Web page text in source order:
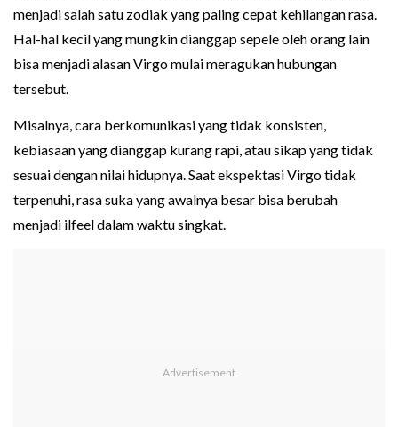
menjadi salah satu zodiak yang paling cepat kehilangan rasa.
Hal-hal kecil yang mungkin dianggap sepele oleh orang lain
bisa menjadi alasan Virgo mulai meragukan hubungan
tersebut.
Misalnya, cara berkomunikasi yang tidak konsisten,
kebiasaan yang dianggap kurang rapi, atau sikap yang tidak
sesuai dengan nilai hidupnya. Saat ekspektasi Virgo tidak
terpenuhi, rasa suka yang awalnya besar bisa berubah
menjadi ilfeel dalam waktu singkat.